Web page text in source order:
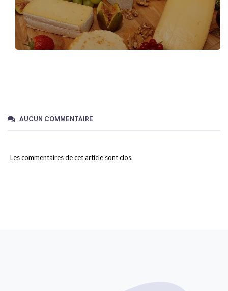
AUCUN COMMENTAIRE
Les commentaires de cet article sont clos.